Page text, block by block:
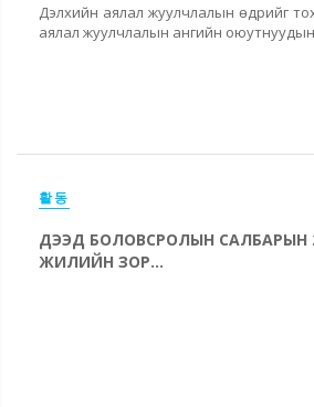
Дэлхийн аялал жуулчлалын өдрийг
аялал жуулчлалын ангийн оюутнуудын
활동
ДЭЭД БОЛОВСРОЛЫН САЛБАРЫН
ЖИЛИЙН ЗОР...